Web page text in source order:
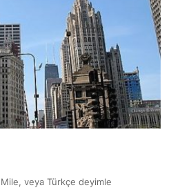
veya Türkçe deyimle